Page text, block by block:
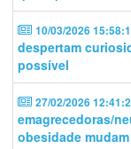
10/03/2026
despertam
possível
27/02/2026
emagrecedoras/
obesidade